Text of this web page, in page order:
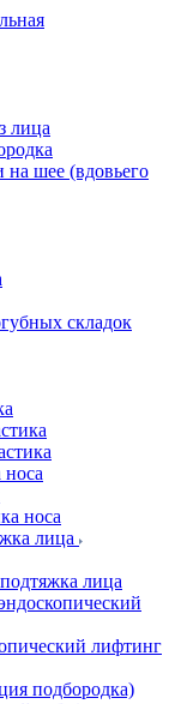
лица
на шее (вдовьего
складок
носа
носа
лица
лица
лифтинг
подбородка)